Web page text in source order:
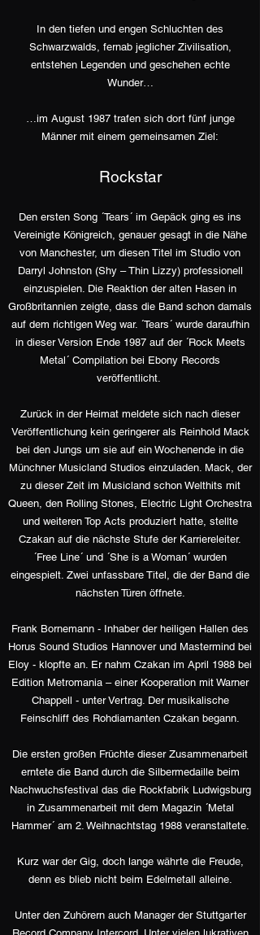
In den tiefen und engen Schluchten des
Schwarzwalds, fernab jeglicher Zivilisation,
entstehen Legenden und geschehen echte
Wunder…
…im August 1987 trafen sich dort fünf junge
Männer mit einem gemeinsamen Ziel:
Rockstar
Den ersten Song ´Tears´ im Gepäck ging es ins
Vereinigte Königreich, genauer gesagt in die Nähe
von Manchester, um diesen Titel im Studio von
Darryl Johnston (Shy – Thin Lizzy) professionell
einzuspielen. Die Reaktion der alten Hasen in
Großbritannien zeigte, dass die Band schon damals
auf dem richtigen Weg war. ´Tears´ wurde daraufhin
in dieser Version Ende 1987 auf der ´Rock Meets
Metal´ Compilation bei Ebony Records
veröffentlicht.
Zurück in der Heimat meldete sich nach dieser
Veröffentlichung kein geringerer als Reinhold Mack
bei den Jungs um sie auf ein Wochenende in die
Münchner Musicland Studios einzuladen. Mack, der
zu dieser Zeit im Musicland schon Welthits mit
Queen, den Rolling Stones, Electric Light Orchestra
und weiteren Top Acts produziert hatte, stellte
Czakan auf die nächste Stufe der Karriereleiter.
´Free Line´ und ´She is a Woman´ wurden
eingespielt. Zwei unfassbare Titel, die der Band die
nächsten Türen öffnete.
Frank Bornemann - Inhaber der heiligen Hallen des
Horus Sound Studios Hannover und Mastermind bei
Eloy - klopfte an. Er nahm Czakan im April 1988 bei
Edition Metromania – einer Kooperation mit Warner
Chappell - unter Vertrag. Der musikalische
Feinschliff des Rohdiamanten Czakan begann.
Die ersten großen Früchte dieser Zusammenarbeit
erntete die Band durch die Silbermedaille beim
Nachwuchsfestival das die Rockfabrik Ludwigsburg
in Zusammenarbeit mit dem Magazin ´Metal
Hammer´ am 2. Weihnachtstag 1988 veranstaltete.
Kurz war der Gig, doch lange währte die Freude,
denn es blieb nicht beim Edelmetall alleine.
Unter den Zuhörern auch Manager der Stuttgarter